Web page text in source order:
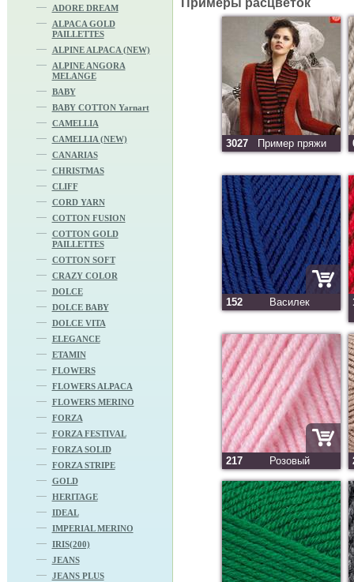
ADORE DREAM
ALPACA GOLD
PAILLETTES
ALPINE ALPACA (NEW)
ALPINE ANGORA
MELANGE
BABY
BABY COTTON Yarnart
CAMELLIA
CAMELLIA (NEW)
CANARIAS
CHRISTMAS
CLIFF
CORD YARN
COTTON FUSION
COTTON GOLD
PAILLETTES
COTTON SOFT
CRAZY COLOR
DOLCE
DOLCE BABY
DOLCE VITA
ELEGANCE
ETAMIN
FLOWERS
FLOWERS ALPACA
FLOWERS MERINO
FORZA
FORZA FESTIVAL
FORZA SOLID
FORZA STRIPE
GOLD
HERITAGE
IDEAL
IMPERIAL MERINO
IRIS(200)
JEANS
JEANS PLUS
Примеры расцветок
3027 Пример пряжи
152 Василек
217 Розовый